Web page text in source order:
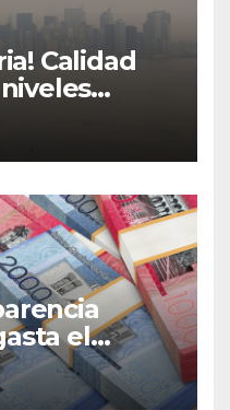
Calidad
el
Familiar de